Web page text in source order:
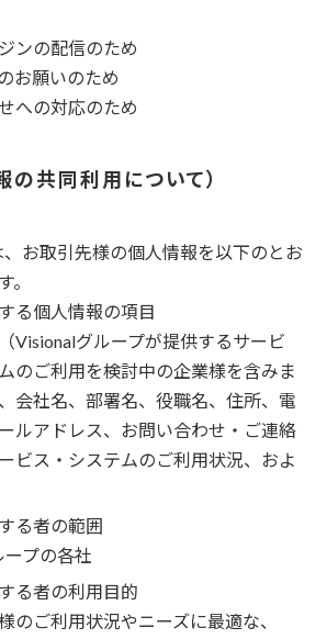
ンの配信のため
お願いのため
への対応のため
の共同利用について
お取引先様の個人情報を以下のとお
。
る個人情報の項目
Visionalグループが提供するサービ
のご利用を検討中の企業様を含みま
会社名、部署名、役職名、住所、電
ルアドレス、お問い合わせ・ご連絡
ビス・システムのご利用状況、およ
る者の範囲
プの各社
る者の利用目的
のご利用状況やニーズに最適な、